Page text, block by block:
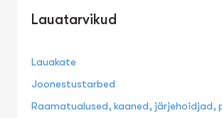
Lauatarvikud
Lauakate
Joonestustarbed
Raamatualused, kaaned,